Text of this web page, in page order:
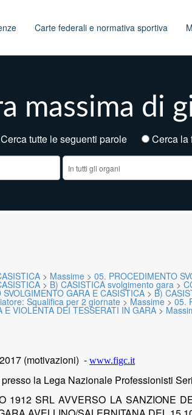
Carte federali e normativa sportiva
massima di
Cerca tutte le seguenti parole
Cerca
> Massime > 05. PROCEDIMENTO
> B) CASISTICA svolgimento gara >
GARA E CASISTICA > B)
Squalifica per 2 giornate > Massime > 05.
E VIOLENTA DEI TESSERATI IN GARA >
(motivazioni) - www.figc.it
la Lega Nazionale Professionisti
1912 SRL AVVERSO LA SANZIONE